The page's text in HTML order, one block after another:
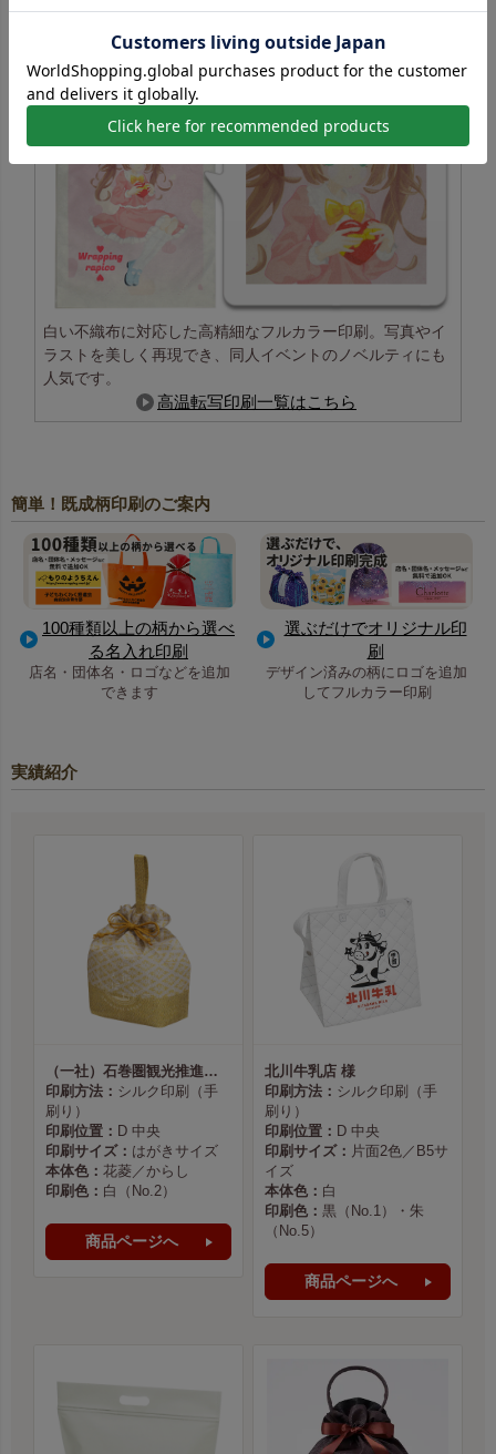
白い不織布に対応した高精細なフルカラー印刷。写真やイ
ラストを美しく再現でき、同人イベントのノベルティにも
人気です。
高温転写印刷一覧はこちら
簡単！既成柄印刷のご案内
100種類以上の柄から選べ
る名入れ印刷
店名・団体名・ロゴなどを追加
できます
選ぶだけでオリジナル印
刷
デザイン済みの柄にロゴを追加
してフルカラー印刷
実績紹介
（一社）石巻圏観光推進機構様
印刷方法： シルク印刷（手
刷り）
印刷位置： D 中央
印刷サイズ： はがきサイズ
本体色： 花菱／からし
印刷色： 白（No.2）
商品ページへ
北川牛乳店 様
印刷方法： シルク印刷（手
刷り）
印刷位置： D 中央
印刷サイズ： 片面2色／B5サ
イズ
本体色： 白
印刷色： 黒（No.1）・朱
（No.5）
商品ページへ